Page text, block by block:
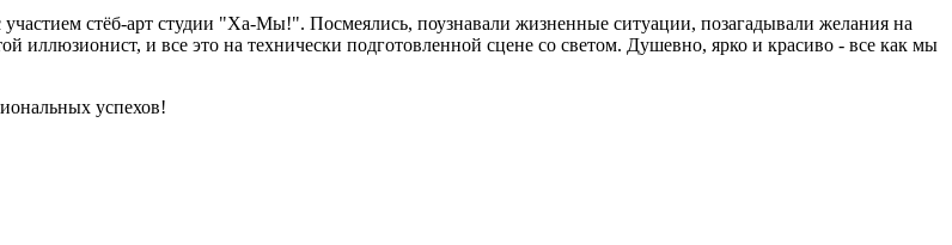
стёб-арт студии "Ха-Мы!". Посмеялись, поузнавали жизненные ситуации, позагадывали желания на
и все это на технически подготовленной сцене со светом. Душевно, ярко и красиво - все как мы
успехов!